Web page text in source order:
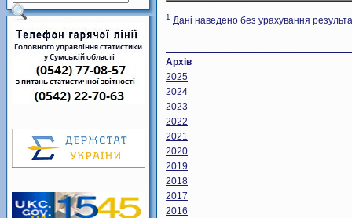
1 Дані наведено без урахування
Архів
2025
2024
2023
2022
2021
2020
2019
2018
2017
2016